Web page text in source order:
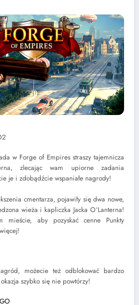
w Forge of Empires straszy tajemnicza
zlecając wam upiorne zadania
je i zdobądźcie wspaniałe nagrody!
cmentarza, pojawiły się dwa nowe,
wieża i kapliczka Jacka O‘Lanterna!
mieście, aby pozyskać cenne Punkty
więcej!
możecie też odblokować bardzo
szybko się nie powtórzy!